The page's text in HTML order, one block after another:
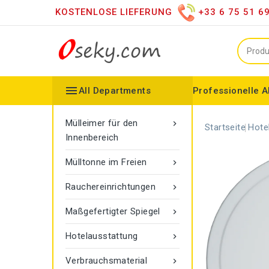
KOSTENLOSE LIEFERUNG +33 6 75 51
Professionelle
All Departments

Mülleimer für den
Innenbereich

Mülltonne im Freien

Rauchereinrichtungen

Maßgefertigter Spiegel

Hotelausstattung

Verbrauchsmaterial
Startseite